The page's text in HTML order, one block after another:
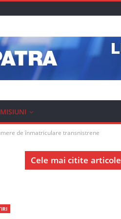
de înmatriculare transnistrene
Cele mai citite articole